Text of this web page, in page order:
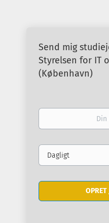
Send mig
Styrelsen for IT
(København)
Din
Email
frequency